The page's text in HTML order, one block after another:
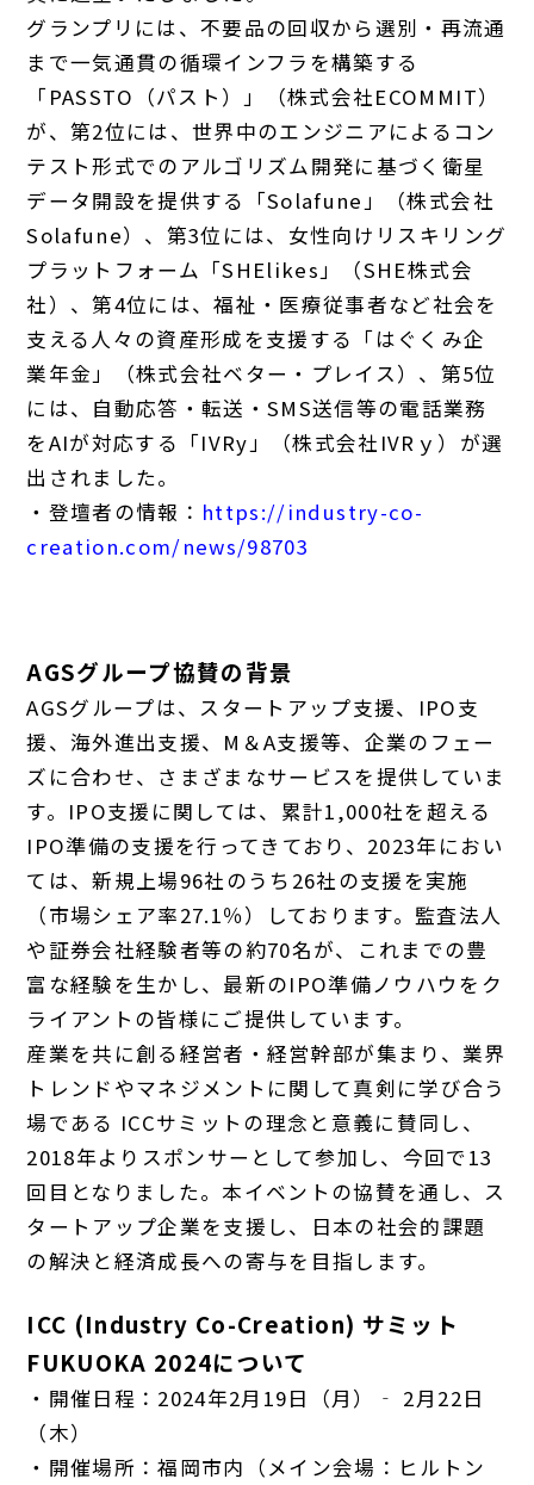
グランプリには、不要品の回収から選別・再流通
まで一気通貫の循環インフラを構築する
「PASSTO（パスト）」（株式会社ECOMMIT）
が、第2位には、世界中のエンジニアによるコン
テスト形式でのアルゴリズム開発に基づく衛星
データ開設を提供する「Solafune」（株式会社
Solafune）、第3位には、女性向けリスキリング
プラットフォーム「SHElikes」（SHE株式会
社）、第4位には、福祉・医療従事者など社会を
支える人々の資産形成を支援する「はぐくみ企
業年金」（株式会社ベター・プレイス）、第5位
には、自動応答・転送・SMS送信等の電話業務
をAIが対応する「IVRy」（株式会社IVRｙ）が選
出されました。
・登壇者の情報： https://industry-co-
creation.com/news/98703
AGSグループ協賛の背景
AGSグループは、スタートアップ支援、IPO支
援、海外進出支援、M＆A支援等、企業のフェー
ズに合わせ、さまざまなサービスを提供していま
す。IPO支援に関しては、累計1,000社を超える
IPO準備の支援を行ってきており、2023年におい
ては、新規上場96社のうち26社の支援を実施
（市場シェア率27.1％）しております。監査法人
や証券会社経験者等の約70名が、これまでの豊
富な経験を生かし、最新のIPO準備ノウハウをク
ライアントの皆様にご提供しています。
産業を共に創る経営者・経営幹部が集まり、業界
トレンドやマネジメントに関して真剣に学び合う
場である ICCサミットの理念と意義に賛同し、
2018年よりスポンサーとして参加し、今回で13
回目となりました。本イベントの協賛を通し、ス
タートアップ企業を支援し、日本の社会的課題
の解決と経済成長への寄与を目指します。
ICC (Industry Co-Creation) サミット
FUKUOKA 2024について
・開催日程：2024年2月19日（月）‐ 2月22日
（木）
・開催場所：福岡市内（メイン会場：ヒルトン